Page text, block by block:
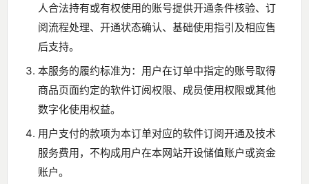
人合法持有或有权使用的账号提供开通条件核验、订
阅流程处理、开通状态确认、基础使用指引及相应售
后支持。
本服务的履约标准为：用户在订单中指定的账号取得
商品页面约定的软件订阅权限、成员使用权限或其他
数字化使用权益。
用户支付的款项为本订单对应的软件订阅开通及技术
服务费用，不构成用户在本网站开设储值账户或资金
账户。